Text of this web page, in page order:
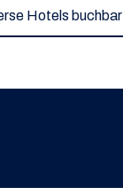
Hotels buchbar